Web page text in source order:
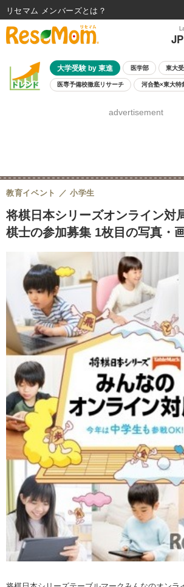
JP
大学受験 by 東進 医学部 東大
医専予備校徹底リサーチ 河合塾×東大特
8月開催学校説明会・相談会
advertisement
将棋日本シリーズオンライン対
棋士の参加募集 1枚目の写真・
教育イベント 小学生
リセマム メンバーズ